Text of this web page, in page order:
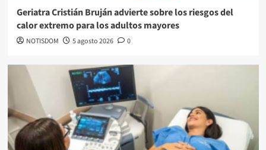
Geriatra Cristián Bruján advierte sobre los riesgos del
calor extremo para los adultos mayores
NOTISDOM 5 agosto 2026 0